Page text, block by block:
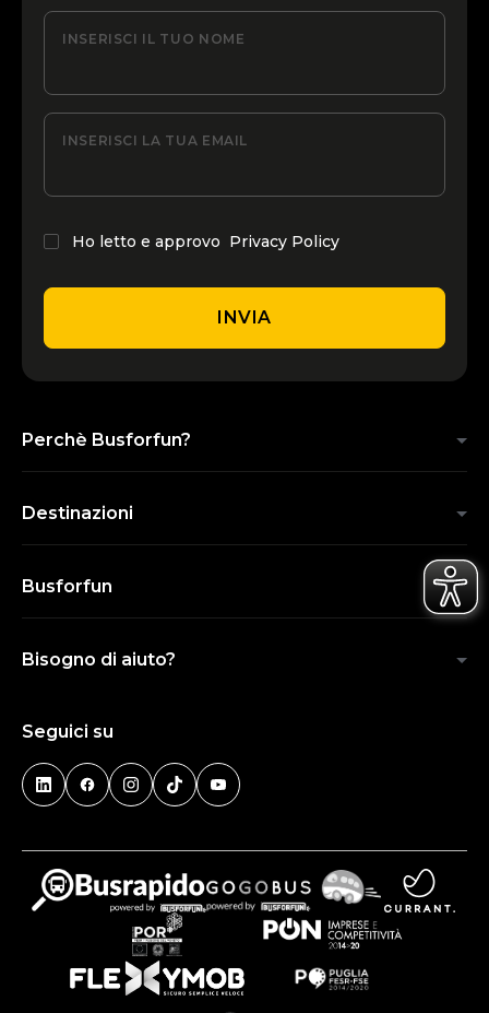
INSERISCI IL TUO NOME
INSERISCI LA TUA EMAIL
Ho letto e approvo Privacy Policy
INVIA
Perchè Busforfun?
Destinazioni
Busforfun
Bisogno di aiuto?
Seguici su